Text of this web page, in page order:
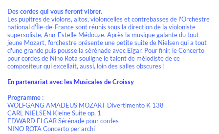
Des cordes qui vous feront vibrer.
Les pupitres de violons, altos, violoncelles et contrebasses de l'Orchestre
national d'Île-de-France sont réunis sous la direction de la violoniste
supersoliste, Ann-Estelle Médouze. Après la musique galante du tout
jeune Mozart, l'orchestre présente une petite suite de Nielsen qui a tout
d'une grande puis pousse la sérénade avec Elgar. Pour finir, le Concerto
pour cordes de Nino Rota souligne le talent de mélodiste de ce
compositeur qui excellait, aussi, loin des salles obscures !
En partenariat avec les Musicales de Croissy
Programme :
WOLFGANG AMADEUS MOZART Divertimento K 138
CARL NIELSEN Kleine Suite op. 1
EDWARD ELGAR Sérénade pour cordes
NINO ROTA Concerto per archi